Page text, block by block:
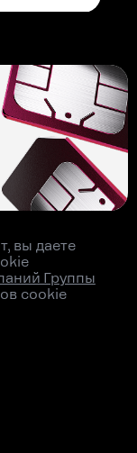
вы даете
Группы
cookie